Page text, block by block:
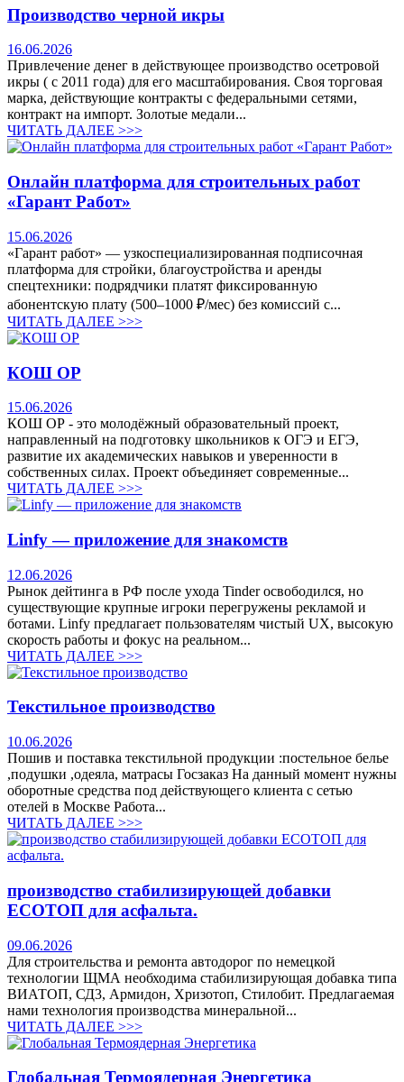
Производство черной икры
16.06.2026
Привлечение денег в действующее производство осетровой
икры ( с 2011 года) для его масштабирования. Своя торговая
марка, действующие контракты с федеральными сетями,
контракт на импорт. Золотые медали...
ЧИТАТЬ ДАЛЕЕ >>>
Онлайн платформа для строительных работ
«Гарант Работ»
15.06.2026
«Гарант работ» — узкоспециализированная подписочная
платформа для стройки, благоустройства и аренды
спецтехники: подрядчики платят фиксированную
абонентскую плату (500–1000 ₽/мес) без комиссий с...
ЧИТАТЬ ДАЛЕЕ >>>
КОШ ОР
15.06.2026
КОШ ОР - это молодёжный образовательный проект,
направленный на подготовку школьников к ОГЭ и ЕГЭ,
развитие их академических навыков и уверенности в
собственных силах. Проект объединяет современные...
ЧИТАТЬ ДАЛЕЕ >>>
Linfy — приложение для знакомств
12.06.2026
Рынок дейтинга в РФ после ухода Tinder освободился, но
существующие крупные игроки перегружены рекламой и
ботами. Linfy предлагает пользователям чистый UX, высокую
скорость работы и фокус на реальном...
ЧИТАТЬ ДАЛЕЕ >>>
Текстильное производство
10.06.2026
Пошив и поставка текстильной продукции :постельное белье
,подушки ,одеяла, матрасы Госзаказ На данный момент нужны
оборотные средства под действующего клиента с сетью
отелей в Москве Работа...
ЧИТАТЬ ДАЛЕЕ >>>
производство стабилизирующей добавки
ЕСОТОП для асфальта.
09.06.2026
Для строительства и ремонта автодорог по немецкой
технологии ЩМА необходима стабилизирующая добавка типа
ВИАТОП, СД3, Армидон, Хризотоп, Стилобит. Предлагаемая
нами технология производства минеральной...
ЧИТАТЬ ДАЛЕЕ >>>
Глобальная Термоядерная Энергетика